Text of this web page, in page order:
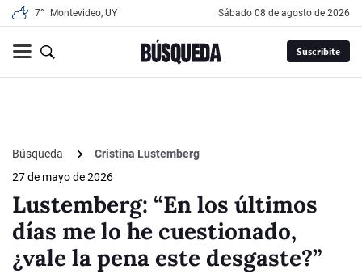
7° Montevideo, UY sábado 08 de agosto de 2026
Suscribite
Búsqueda
Cristina Lustemberg
27 de mayo de 2026
Lustemberg: “En los últimos
días me lo he cuestionado,
¿vale la pena este desgaste?”